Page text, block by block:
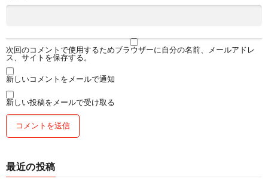
次回のコメントで使用するためブラウザーに自分の名前、メールアドレ
ス、サイトを保存する。
新しいコメントをメールで通知
新しい投稿をメールで受け取る
最近の投稿